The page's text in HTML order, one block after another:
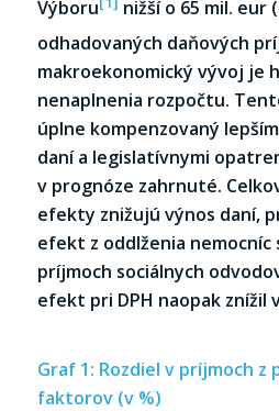
Výboru
nižší o 65 mil. eur
odhadovaných daňových
makroekonomický vývoj je
nenaplnenia rozpočtu.
úplne kompenzovaný
daní a legislatívnymi
v prognóze zahrnuté.
efekty znižujú výnos daní,
efekt z oddlženia nemocníc
príjmoch sociálnych
efekt pri DPH naopak znížil
Graf 1: Rozdiel v príjmoch
faktorov (v %)